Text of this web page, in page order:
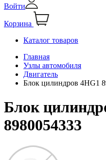
Войти
Корзина
Каталог товаров
Главная
Узлы автомобиля
Двигатель
Блок цилиндров 4HG1
Блок
8980054333